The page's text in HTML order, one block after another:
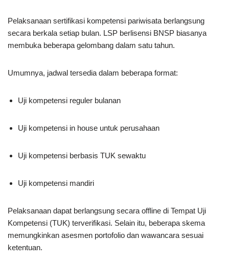
Pelaksanaan sertifikasi kompetensi pariwisata berlangsung
secara berkala setiap bulan. LSP berlisensi BNSP biasanya
membuka beberapa gelombang dalam satu tahun.
Umumnya, jadwal tersedia dalam beberapa format:
Uji kompetensi reguler bulanan
Uji kompetensi in house untuk perusahaan
Uji kompetensi berbasis TUK sewaktu
Uji kompetensi mandiri
Pelaksanaan dapat berlangsung secara offline di Tempat Uji
Kompetensi (TUK) terverifikasi. Selain itu, beberapa skema
memungkinkan asesmen portofolio dan wawancara sesuai
ketentuan.